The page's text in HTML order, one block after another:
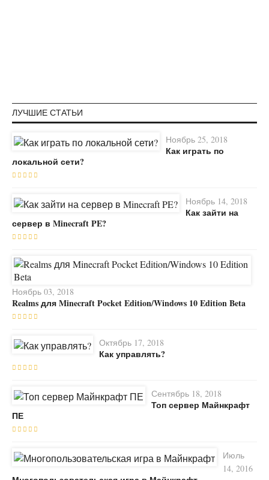
ЛУЧШИЕ СТАТЬИ
Ноябрь 25, 2018
Как играть по
локальной сети?
Ноябрь 14, 2018
Как зайти на
сервер в Minecraft PE?
Ноябрь 03, 2018
Realms для Minecraft Pocket Edition/Windows 10 Edition Beta
Октябрь 17, 2018
Как управлять?
Сентябрь 18, 2018
Топ сервер Майнкрафт
ПЕ
Июль
14, 2016